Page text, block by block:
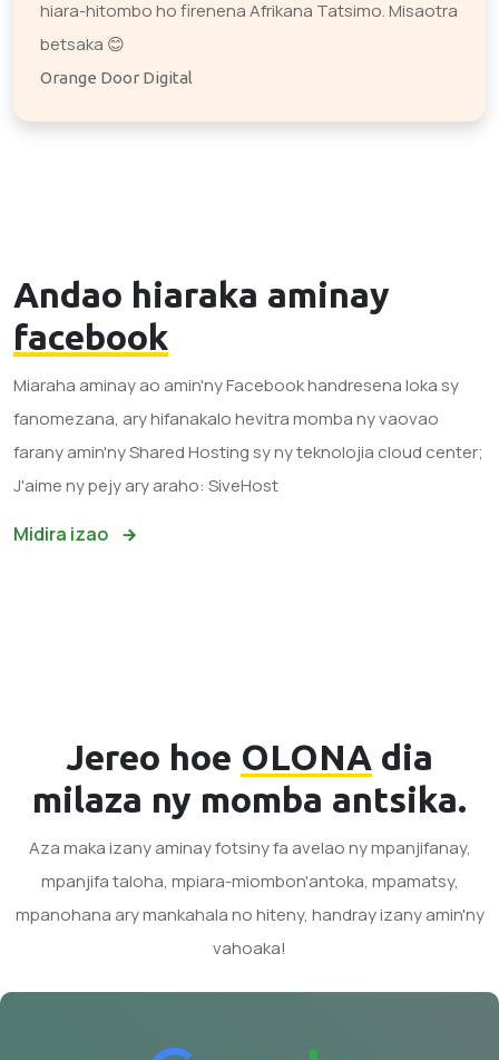
hiara-hitombo ho firenena Afrikana Tatsimo. Misaotra
betsaka 😊
Orange Door Digital
Andao hiaraka aminay
facebook
Miaraha aminay ao amin'ny Facebook handresena loka sy
fanomezana, ary hifanakalo hevitra momba ny vaovao
farany amin'ny Shared Hosting sy ny teknolojia cloud center;
J'aime ny pejy ary araho: SiveHost
Midira izao
Jereo hoe OLONA dia
milaza ny momba antsika.
Aza maka izany aminay fotsiny fa avelao ny mpanjifanay,
mpanjifa taloha, mpiara-miombon'antoka, mpamatsy,
mpanohana ary mankahala no hiteny, handray izany amin'ny
vahoaka!